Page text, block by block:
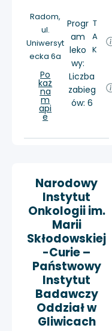
Radom,
ul.
Uniwersyt
ecka 6a
Po
każ
na
m
api
e
Progr
am
leko
wy:
T
A
K
Liczba
zabieg
ów: 6
Narodowy
Instytut
Onkologii im.
Marii
Skłodowskiej
-Curie –
Państwowy
Instytut
Badawczy
Oddział w
Gliwicach